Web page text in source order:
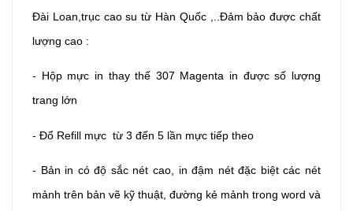
Đài Loan,trục cao su từ Hàn Quốc ,..Đảm bảo được chất
lượng cao :
- Hộp mực in thay thế 307 Magenta in được số lượng
trang lớn
- Đổ Refill mực từ 3 đến 5 lần mực tiếp theo
- Bản in có độ sắc nét cao, in đậm nét đặc biệt các nét
mảnh trên bản vẽ kỹ thuật, đường kẻ mảnh trong word và